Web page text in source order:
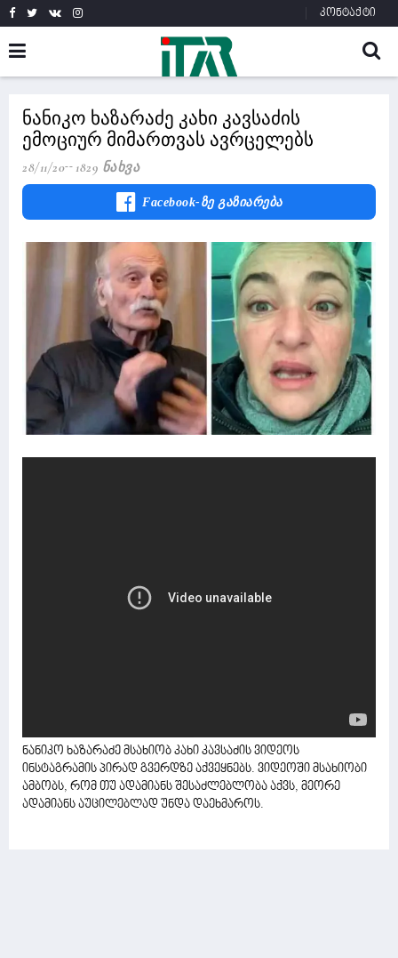
კონტაქტი
ნანიკო ხაზარაძე კახი კავსაძის
ემოციურ მიმართვას ავრცელებს
28/11/20 1829 Ნახვა
Facebook-Ზე Გაზიარება
ნანიკო ხაზარაძე მსახიობ კახი კავსაძის ვიდეოს
ინსტაგრამის პირად გვერდზე აქვეყნებს. ვიდეოში მსახიობი
ამბობს, რომ თუ ადამიანს შესაძლებლობა აქვს, მეორე
ადამიანს აუცილებლად უნდა დაეხმაროს.